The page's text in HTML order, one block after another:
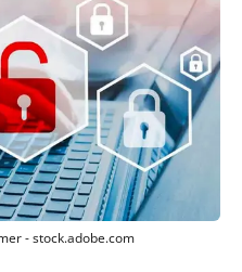
- stock.adobe.com